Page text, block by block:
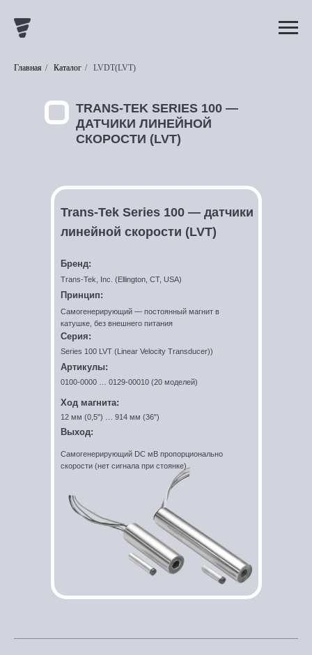
Главная / Каталог / LVDT(LVT)
TRANS-TEK SERIES 100 —
ДАТЧИКИ ЛИНЕЙНОЙ
СКОРОСТИ (LVT)
Trans-Tek Series 100 — датчики
линейной скорости (LVT)
Бренд:
Trans-Tek, Inc. (Ellington, CT, USA)
Принцип:
Серия:
Выход:
Самогенерирующий DC мВ пропорционально
скорости (нет сигнала при стоянке)
Ход магнита:
12 мм (0,5") … 914 мм (36")
Артикулы:
Самогенерирующий — постоянный магнит в
катушке, без внешнего питания
Series 100 LVT (Linear Velocity Transducer))
0100-0000 … 0129-00010 (20 моделей)